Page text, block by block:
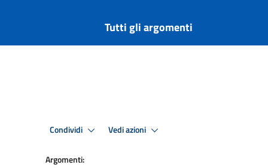
Tutti gli argomenti
Condividi Vedi azioni
Argomenti: